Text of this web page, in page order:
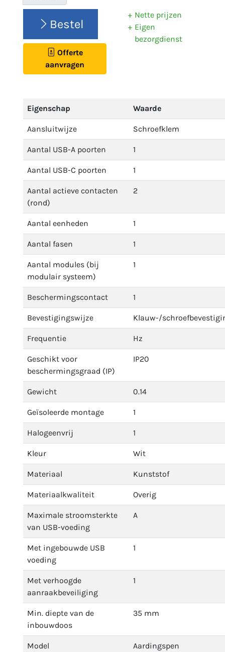
Bestel
Offerte
aanvragen
Nette prijzen
Eigen
bezorgdienst
Eigenschap Waarde
Aansluitwijze Schroefklem
Aantal USB-A poorten 1
Aantal USB-C poorten 1
Aantal actieve contacten
(rond)
2
Aantal eenheden 1
Aantal fasen 1
Aantal modules (bij
modulair systeem)
1
Beschermingscontact 1
Bevestigingswijze Klauw-/
Frequentie Hz
Geschikt voor
beschermingsgraad (IP)
IP20
Gewicht 0.14
Geïsoleerde montage 1
Halogeenvrij 1
Kleur Wit
Materiaal Kunststof
Materiaalkwaliteit Overig
Maximale stroomsterkte
van USB-voeding
A
Met ingebouwde USB
voeding
1
Met verhoogde
aanraakbeveiliging
1
Min. diepte van de
inbouwdoos
35 mm
Model Aardingspen